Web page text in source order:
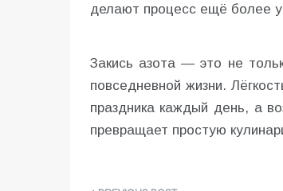
делают процесс ещё более
Закись азота — это не
повседневной жизни.
праздника каждый день, а
превращает простую